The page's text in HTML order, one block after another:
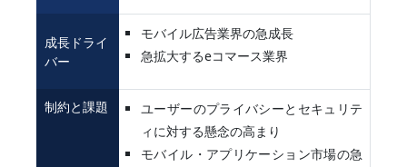
成長ドライ
バー
モバイル広告業界の急成長
急拡大するeコマース業界
制約と課題
ユーザーのプライバシーとセキュリテ
ィに対する懸念の高まり
モバイル・アプリケーション市場の急